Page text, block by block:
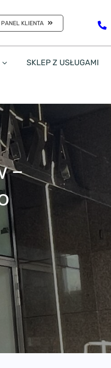
PANEL KLIENTA
SKLEP Z USŁUGAMI
–